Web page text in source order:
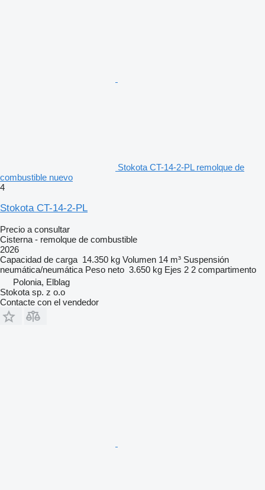
Stokota CT-14-2-PL remolque de
combustible nuevo
4
Stokota CT-14-2-PL
Precio a consultar
Cisterna - remolque de combustible
2026
Capacidad de carga 14.350 kg Volumen 14 m³ Suspensión
neumática/neumática Peso neto 3.650 kg Ejes 2 2 compartimento
Polonia, Elblag
Stokota sp. z o.o
Contacte con el vendedor